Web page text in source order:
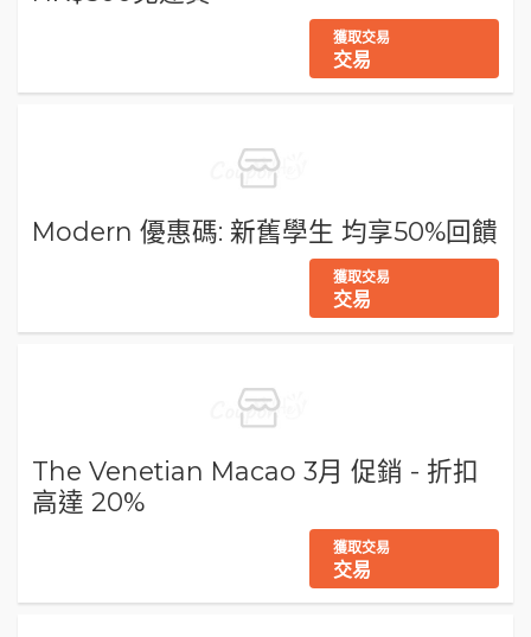
獲取交易
交易
Modern 優惠碼: 新舊學生 均享50%回饋
獲取交易
交易
The Venetian Macao 3月 促銷 - 折扣
高達 20%
獲取交易
交易